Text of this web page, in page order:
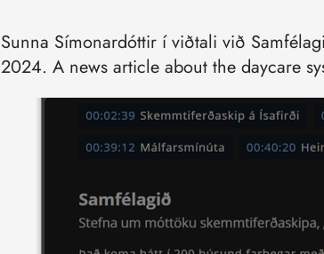
Sunna Símonardóttir í viðtali við
2024. A news article about the daycare